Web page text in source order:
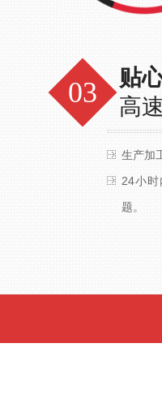
贴
高
生产加
24小时
题。